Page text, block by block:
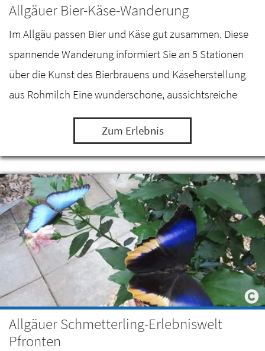
Allgäuer Bier-Käse-Wanderung
Im Allgäu passen Bier und Käse gut zusammen. Diese
spannende Wanderung informiert Sie an 5 Stationen
über die Kunst des Bierbrauens und Käseherstellung
aus Rohmilch Eine wunderschöne, aussichtsreiche
Wanderung zwischen dem Mariahilfer Sudhaus in…
Zum Erlebnis
Allgäuer Schmetterling-Erlebniswelt
Pfronten